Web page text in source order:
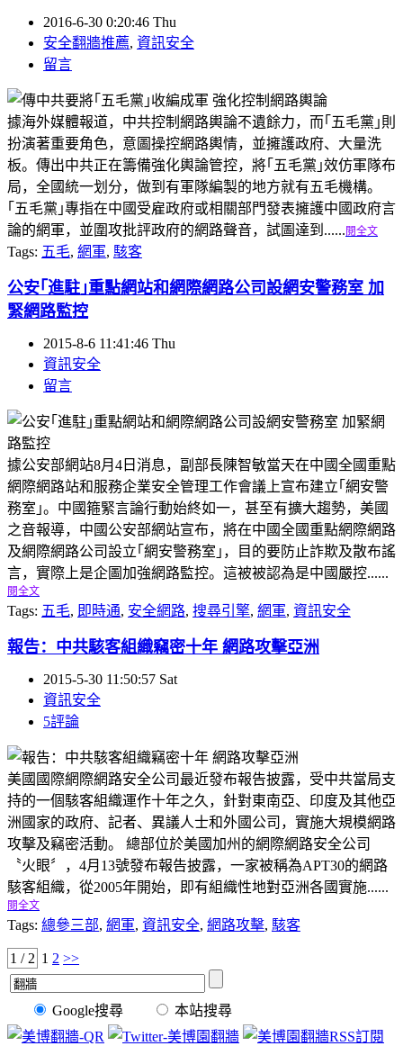
2016-6-30 0:20:46 Thu
安全翻牆推薦, 資訊安全
留言
據海外媒體報道，中共控制網路輿論不遺餘力，而｢五毛黨｣則
扮演著重要角色，意圖操控網路輿情，並擁護政府、大量洗
板。傳出中共正在籌備強化輿論管控，將｢五毛黨｣效仿軍隊布
局，全國統一划分，做到有軍隊編製的地方就有五毛機構。
｢五毛黨｣專指在中國受雇政府或相關部門發表擁護中國政府言
論的網軍，並圍攻批評政府的網路聲音，試圖達到...... 閱全文
Tags: 五毛, 網軍, 駭客
公安｢進駐｣重點網站和網際網路公司設網安警務室 加
緊網路監控
2015-8-6 11:41:46 Thu
資訊安全
留言
據公安部網站8月4日消息，副部長陳智敏當天在中國全國重點
網際網路站和服務企業安全管理工作會議上宣布建立｢網安警
務室｣。中國箍緊言論行動始終如一，甚至有擴大趨勢，美國
之音報導，中國公安部網站宣布，將在中國全國重點網際網路
及網際網路公司設立｢網安警務室｣，目的要防止詐欺及散布謠
言，實際上是企圖加強網路監控。這被被認為是中國嚴控......
閱全文
Tags: 五毛, 即時通, 安全網路, 搜尋引擎, 網軍, 資訊安全
報告：中共駭客組織竊密十年 網路攻擊亞洲
2015-5-30 11:50:57 Sat
資訊安全
5評論
美國國際網際網路安全公司最近發布報告披露，受中共當局支
持的一個駭客組織運作十年之久，針對東南亞、印度及其他亞
洲國家的政府、記者、異議人士和外國公司，實施大規模網路
攻擊及竊密活動。 總部位於美國加州的網際網路安全公司
〝火眼〞，4月13號發布報告披露，一家被稱為APT30的網路
駭客組織，從2005年開始，即有組織性地對亞洲各國實施......
閱全文
Tags: 總參三部, 網軍, 資訊安全, 網路攻擊, 駭客
1 / 2 1 2 >>
Google搜尋 本站搜尋